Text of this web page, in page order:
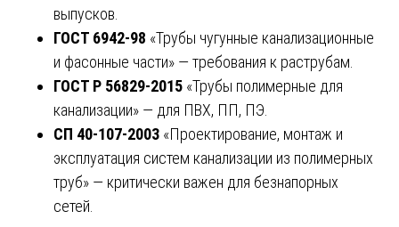
выпусков.
ГОСТ 6942-98 «Трубы чугунные канализационные
и фасонные части» — требования к раструбам.
ГОСТ Р 56829-2015 «Трубы полимерные для
канализации» — для ПВХ, ПП, ПЭ.
СП 40-107-2003 «Проектирование, монтаж и
эксплуатация систем канализации из полимерных
труб» — критически важен для безнапорных
сетей.